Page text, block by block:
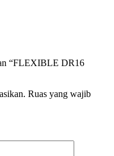
“FLEXIBLE DR16
Ruas yang wajib